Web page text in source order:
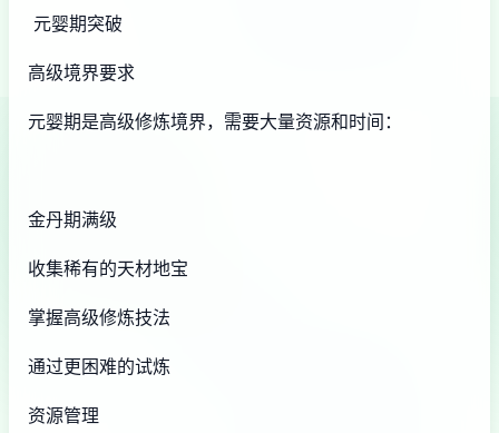
元婴期突破
高级境界要求
元婴期是高级修炼境界，需要大量资源和时间：
金丹期满级
收集稀有的天材地宝
掌握高级修炼技法
通过更困难的试炼
资源管理